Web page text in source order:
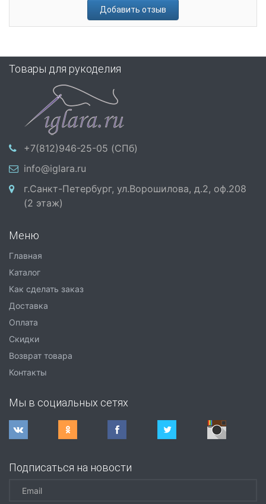
Добавить отзыв
Товары для рукоделия
+7(812)946-25-05 (СПб)
info@iglara.ru
г.Санкт-Петербург, ул.Ворошилова, д.2, оф.208
(2 этаж)
Меню
Главная
Каталог
Как сделать заказ
Доставка
Оплата
Скидки
Возврат товара
Контакты
Мы в социальных сетях
Подписаться на новости